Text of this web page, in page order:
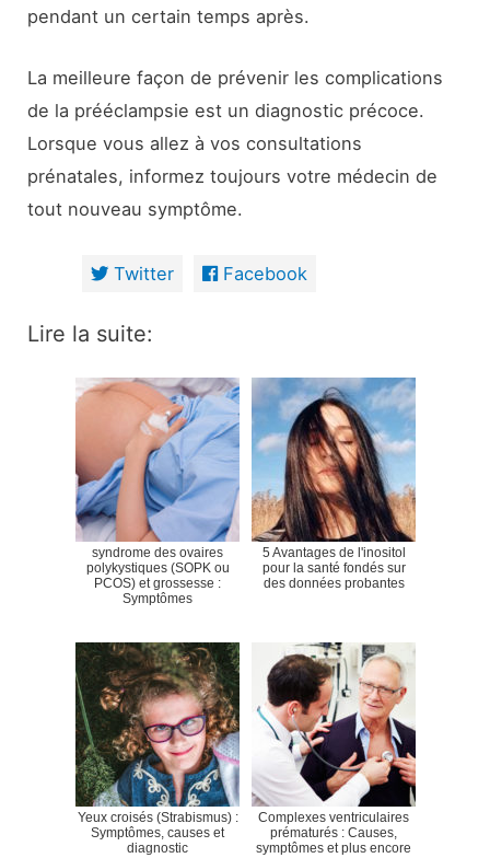
pendant un certain temps après.
La meilleure façon de prévenir les complications
de la prééclampsie est un diagnostic précoce.
Lorsque vous allez à vos consultations
prénatales, informez toujours votre médecin de
tout nouveau symptôme.
Twitter Facebook
Lire la suite:
syndrome des ovaires
polykystiques (SOPK ou
PCOS) et grossesse :
Symptômes
5 Avantages de l'inositol
pour la santé fondés sur
des données probantes
Yeux croisés (Strabismus) :
Symptômes, causes et
diagnostic
Complexes ventriculaires
prématurés : Causes,
symptômes et plus encore